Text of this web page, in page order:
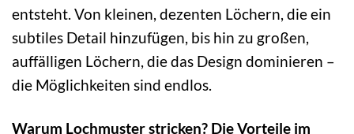
entsteht. Von kleinen, dezenten Löchern, die ein
subtiles Detail hinzufügen, bis hin zu großen,
auffälligen Löchern, die das Design dominieren –
die Möglichkeiten sind endlos.
Warum Lochmuster stricken? Die Vorteile im